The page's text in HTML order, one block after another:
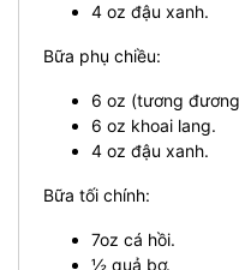
4 oz đậu xanh.
Bữa phụ chiều:
6 oz (tương
6 oz khoai lang.
4 oz đậu xanh.
Bữa tối chính:
7oz cá hồi.
½ quả bơ.